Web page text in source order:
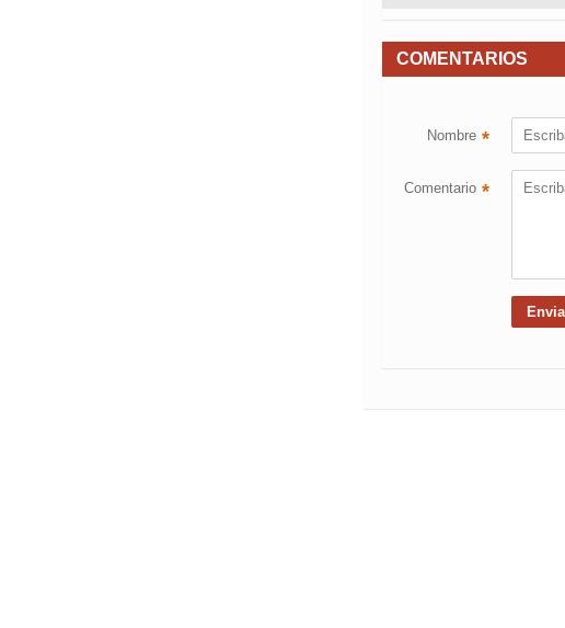
COMENTARIOS
Nombre *
Comentario *